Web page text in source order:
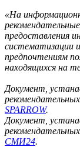
«На
предоставления
систематизации
предпочтениям
находящихся на
Документ,
SPARROW.
Документ,
СМИ24.